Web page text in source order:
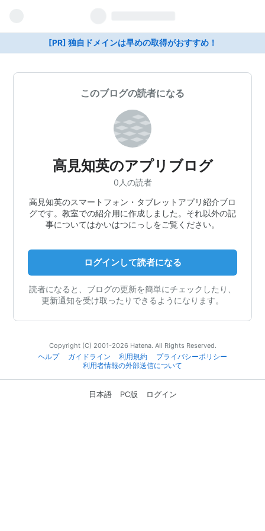
[PR] 独自ドメインは早めの取得がおすすめ！
このブログの読者になる
高見知英のアプリブログ
0人の読者
高見知英のスマートフォン・タブレットアプリ紹介ブロ
グです。教室での紹介用に作成しました。それ以外の記
事についてはかいはつにっしをご覧ください。
ログインして読者になる
読者になると、ブログの更新を簡単にチェックしたり、
更新通知を受け取ったりできるようになります。
Copyright (C) 2001-2026 Hatena. All Rights Reserved.
ヘルプ
ガイドライン 利用規約
プライバシーポリシー
利用者情報の外部送信について
日本語 PC版 ログイン